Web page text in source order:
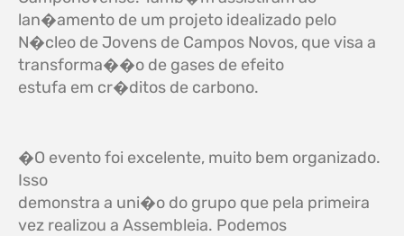
lan�amento de um projeto idealizado pelo
N�cleo de Jovens de Campos Novos, que visa a
transforma��o de gases de efeito
estufa em cr�ditos de carbono.
�O evento foi excelente, muito bem organizado.
Isso
demonstra a uni�o do grupo que pela primeira
vez realizou a Assembleia. Podemos